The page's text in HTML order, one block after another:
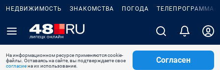
НЕДВИЖИМОСТЬ ЗНАКОМСТВА ПОГОДА ТЕЛЕПРОГРАММА
На информационном ресурсе применяются cookie-
файлы. Оставаясь на сайте, вы подтверждаете свое
согласиена их использование.
Согласен